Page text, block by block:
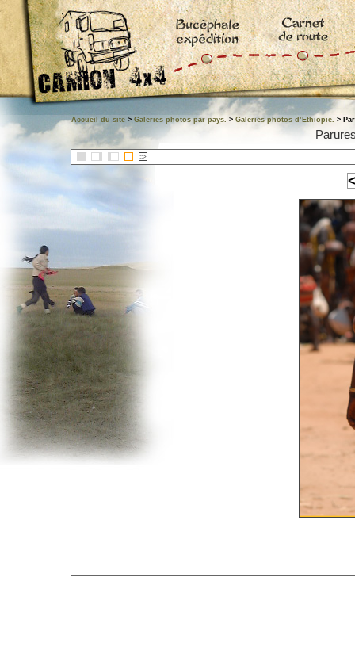
Accueil du site > Galeries photos par pays. > Galeries photos d’Ethiopie. >
::>